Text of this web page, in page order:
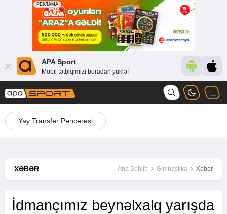
APA Sport
Mobil tətbiqimizi buradan yüklə!
Yay Transfer Pəncərəsi
XƏBƏR Ana Səhifə Gimnastika Xəbər
İdmançımız beynəlxalq yarışda